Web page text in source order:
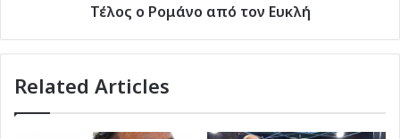
Τέλος ο Ρομάνο από τον Ευκλή
Related Articles